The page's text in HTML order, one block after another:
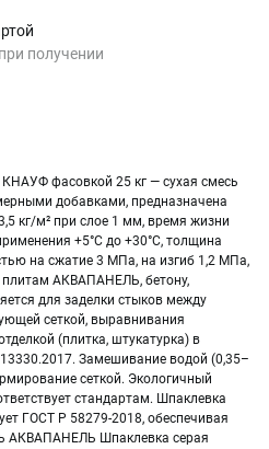
получении
фасовкой 25 кг — сухая смесь
добавками, предназначена
кг/м² при слое 1 мм, время жизни
+5°C до +30°C, толщина
на сжатие 3 МПа, на изгиб 1,2 МПа,
АКВАПАНЕЛЬ, бетону,
для заделки стыков между
сеткой, выравнивания
(плитка, штукатурка) в
Замешивание водой (0,35–
сеткой. Экологичный
стандартам. Шпаклевка
ГОСТ Р 58279-2018, обеспечивая
АКВАПАНЕЛЬ Шпаклевка серая